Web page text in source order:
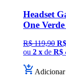
Headset
One
R$ 119,90
ou 2 x de R$